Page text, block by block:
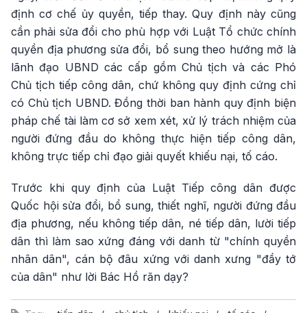
định cơ chế ủy quyền, tiếp thay. Quy định này cũng
cần phải sửa đổi cho phù hợp với Luật Tổ chức chính
quyền địa phương sửa đổi, bổ sung theo hướng mở là
lãnh đạo UBND các cấp gồm Chủ tịch và các Phó
Chủ tịch tiếp công dân, chứ không quy định cứng chỉ
có Chủ tịch UBND. Đồng thời ban hành quy định biện
pháp chế tài làm cơ sở xem xét, xử lý trách nhiệm của
người đứng đầu do không thực hiện tiếp công dân,
không trực tiếp chỉ đạo giải quyết khiếu nại, tố cáo.
Trước khi quy định của Luật Tiếp công dân được
Quốc hội sửa đổi, bổ sung, thiết nghĩ, người đứng đầu
địa phương, nếu không tiếp dân, né tiếp dân, lười tiếp
dân thì làm sao xứng đáng với danh từ "chính quyền
nhân dân", cán bộ đâu xứng với danh xưng "đầy tớ
của dân" như lời Bác Hồ răn dạy?